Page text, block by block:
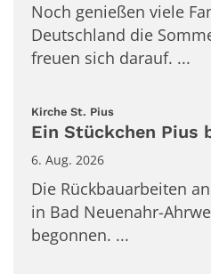
Noch genießen viele
Deutschland die
freuen sich darauf. ...
Kirche St. Pius:
Ein Stückchen Pius
6. Aug. 2026
Die Rückbauarbeiten
in Bad Neuenahr-
begonnen. ...